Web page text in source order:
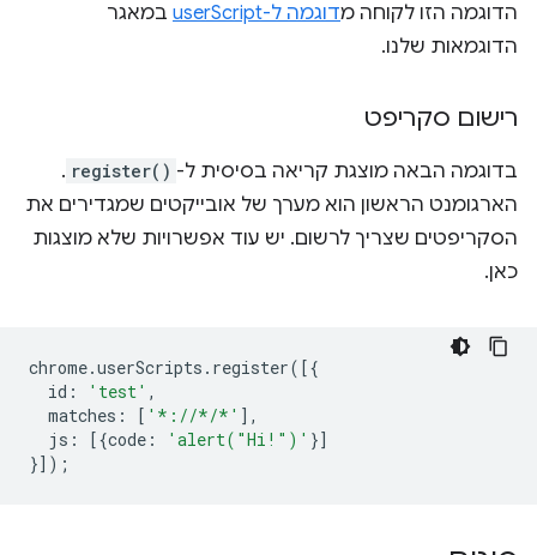
הדוגמה הזו לקוחה מדוגמה ל-userScript
במאגר
הדוגמאות שלנו.
רישום סקריפט
בדוגמה הבאה מוצגת קריאה בסיסית ל- register()
.
הארגומנט הראשון הוא מערך של אובייקטים שמגדירים את
הסקריפטים שצריך לרשום. יש עוד אפשרויות שלא מוצגות
כאן.
chrome.userScripts . register([{
id : 'test' ,
matches : [ '*://*/*' ],
js : [{code : 'alert("Hi!")' }]
}]);